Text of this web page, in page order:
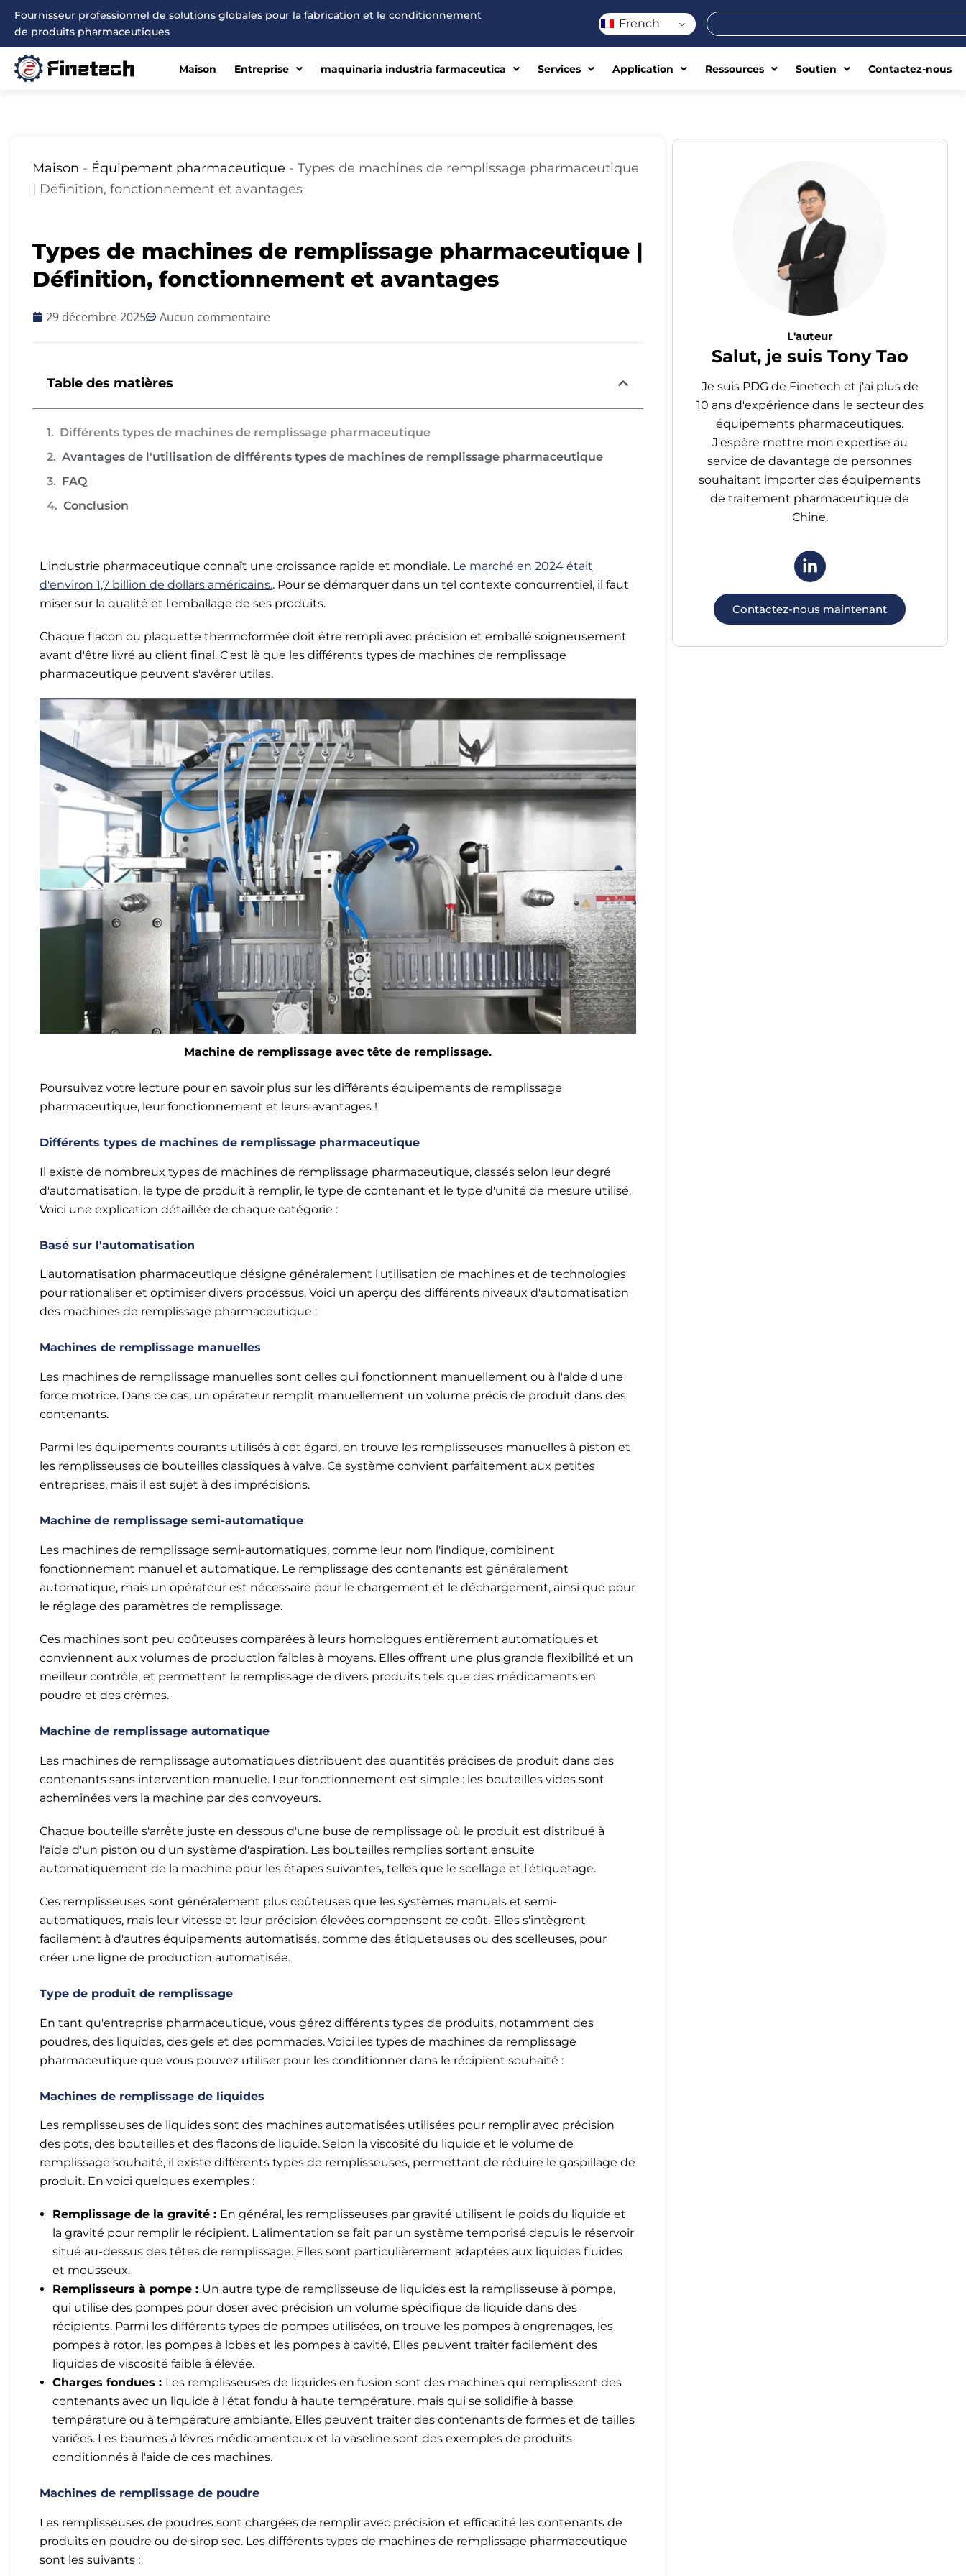
Aller
contenu
Fournisseur professionnel de solutions globales pour la fabrication et le conditionnement
de produits pharmaceutiques
French Rechercher
Maison Entreprise maquinaria industria farmaceutica Services Application Ressources Soutien Contactez-nous
Maison - Équipement pharmaceutique - Types de machines de remplissage pharmaceutique
| Définition, fonctionnement et avantages
Types de machines de remplissage pharmaceutique |
Définition, fonctionnement et avantages
29 décembre 2025 Aucun commentaire
Table des matières
Différents types de machines de remplissage pharmaceutique
Avantages de l'utilisation de différents types de machines de remplissage pharmaceutique
FAQ
Conclusion
L'industrie pharmaceutique connaît une croissance rapide et mondiale. Le marché en 2024 était
d'environ 1,7 billion de dollars américains.. Pour se démarquer dans un tel contexte concurrentiel, il faut
miser sur la qualité et l'emballage de ses produits.
Chaque flacon ou plaquette thermoformée doit être rempli avec précision et emballé soigneusement
avant d'être livré au client final. C'est là que les différents types de machines de remplissage
pharmaceutique peuvent s'avérer utiles.
Machine de remplissage avec tête de remplissage.
Poursuivez votre lecture pour en savoir plus sur les différents équipements de remplissage
pharmaceutique, leur fonctionnement et leurs avantages !
Différents types de machines de remplissage pharmaceutique
Il existe de nombreux types de machines de remplissage pharmaceutique, classés selon leur degré
d'automatisation, le type de produit à remplir, le type de contenant et le type d'unité de mesure utilisé.
Voici une explication détaillée de chaque catégorie :
Basé sur l'automatisation
L'automatisation pharmaceutique désigne généralement l'utilisation de machines et de technologies
pour rationaliser et optimiser divers processus. Voici un aperçu des différents niveaux d'automatisation
des machines de remplissage pharmaceutique :
Machines de remplissage manuelles
Les machines de remplissage manuelles sont celles qui fonctionnent manuellement ou à l'aide d'une
force motrice. Dans ce cas, un opérateur remplit manuellement un volume précis de produit dans des
contenants.
Parmi les équipements courants utilisés à cet égard, on trouve les remplisseuses manuelles à piston et
les remplisseuses de bouteilles classiques à valve. Ce système convient parfaitement aux petites
entreprises, mais il est sujet à des imprécisions.
Machine de remplissage semi-automatique
Les machines de remplissage semi-automatiques, comme leur nom l'indique, combinent
fonctionnement manuel et automatique. Le remplissage des contenants est généralement
automatique, mais un opérateur est nécessaire pour le chargement et le déchargement, ainsi que pour
le réglage des paramètres de remplissage.
Ces machines sont peu coûteuses comparées à leurs homologues entièrement automatiques et
conviennent aux volumes de production faibles à moyens. Elles offrent une plus grande flexibilité et un
meilleur contrôle, et permettent le remplissage de divers produits tels que des médicaments en
poudre et des crèmes.
Machine de remplissage automatique
Les machines de remplissage automatiques distribuent des quantités précises de produit dans des
contenants sans intervention manuelle. Leur fonctionnement est simple : les bouteilles vides sont
acheminées vers la machine par des convoyeurs.
Chaque bouteille s'arrête juste en dessous d'une buse de remplissage où le produit est distribué à
l'aide d'un piston ou d'un système d'aspiration. Les bouteilles remplies sortent ensuite
automatiquement de la machine pour les étapes suivantes, telles que le scellage et l'étiquetage.
Ces remplisseuses sont généralement plus coûteuses que les systèmes manuels et semi-
automatiques, mais leur vitesse et leur précision élevées compensent ce coût. Elles s'intègrent
facilement à d'autres équipements automatisés, comme des étiqueteuses ou des scelleuses, pour
créer une ligne de production automatisée.
Type de produit de remplissage
En tant qu'entreprise pharmaceutique, vous gérez différents types de produits, notamment des
poudres, des liquides, des gels et des pommades. Voici les types de machines de remplissage
pharmaceutique que vous pouvez utiliser pour les conditionner dans le récipient souhaité :
Machines de remplissage de liquides
Les remplisseuses de liquides sont des machines automatisées utilisées pour remplir avec précision
des pots, des bouteilles et des flacons de liquide. Selon la viscosité du liquide et le volume de
remplissage souhaité, il existe différents types de remplisseuses, permettant de réduire le gaspillage de
produit. En voici quelques exemples :
Remplissage de la gravité : En général, les remplisseuses par gravité utilisent le poids du liquide et
la gravité pour remplir le récipient. L'alimentation se fait par un système temporisé depuis le réservoir
situé au-dessus des têtes de remplissage. Elles sont particulièrement adaptées aux liquides fluides
et mousseux.
Remplisseurs à pompe : Un autre type de remplisseuse de liquides est la remplisseuse à pompe,
qui utilise des pompes pour doser avec précision un volume spécifique de liquide dans des
récipients. Parmi les différents types de pompes utilisées, on trouve les pompes à engrenages, les
pompes à rotor, les pompes à lobes et les pompes à cavité. Elles peuvent traiter facilement des
liquides de viscosité faible à élevée.
Charges fondues : Les remplisseuses de liquides en fusion sont des machines qui remplissent des
contenants avec un liquide à l'état fondu à haute température, mais qui se solidifie à basse
température ou à température ambiante. Elles peuvent traiter des contenants de formes et de tailles
variées. Les baumes à lèvres médicamenteux et la vaseline sont des exemples de produits
conditionnés à l'aide de ces machines.
Machines de remplissage de poudre
Les remplisseuses de poudres sont chargées de remplir avec précision et efficacité les contenants de
produits en poudre ou de sirop sec. Les différents types de machines de remplissage pharmaceutique
sont les suivants :
L'auteur
Salut, je suis Tony Tao
Je suis PDG de Finetech et j'ai plus de
10 ans d'expérience dans le secteur des
équipements pharmaceutiques.
J'espère mettre mon expertise au
service de davantage de personnes
souhaitant importer des équipements
de traitement pharmaceutique de
Chine.
Contactez-nous maintenant